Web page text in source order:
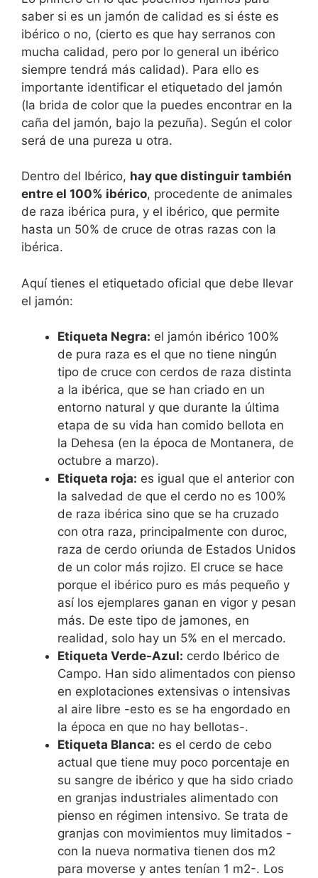
saber si es un jamón de calidad es si éste es
ibérico o no, (cierto es que hay serranos con
mucha calidad, pero por lo general un ibérico
siempre tendrá más calidad). Para ello es
importante identificar el etiquetado del jamón
(la brida de color que la puedes encontrar en la
caña del jamón, bajo la pezuña). Según el color
será de una pureza u otra.
Dentro del Ibérico, hay que distinguir también
entre el 100% ibérico, procedente de animales
de raza ibérica pura, y el ibérico, que permite
hasta un 50% de cruce de otras razas con la
ibérica.
Aquí tienes el etiquetado oficial que debe llevar
el jamón:
Etiqueta Negra: el jamón ibérico 100%
de pura raza es el que no tiene ningún
tipo de cruce con cerdos de raza distinta
a la ibérica, que se han criado en un
entorno natural y que durante la última
etapa de su vida han comido bellota en
la Dehesa (en la época de Montanera, de
octubre a marzo).
Etiqueta roja: es igual que el anterior con
la salvedad de que el cerdo no es 100%
de raza ibérica sino que se ha cruzado
con otra raza, principalmente con duroc,
raza de cerdo oriunda de Estados Unidos
de un color más rojizo. El cruce se hace
porque el ibérico puro es más pequeño y
así los ejemplares ganan en vigor y pesan
más. De este tipo de jamones, en
realidad, solo hay un 5% en el mercado.
Etiqueta Verde-Azul: cerdo Ibérico de
Campo. Han sido alimentados con pienso
en explotaciones extensivas o intensivas
al aire libre -esto es se ha engordado en
la época en que no hay bellotas-.
Etiqueta Blanca: es el cerdo de cebo
actual que tiene muy poco porcentaje en
su sangre de ibérico y que ha sido criado
en granjas industriales alimentado con
pienso en régimen intensivo. Se trata de
granjas con movimientos muy limitados -
con la nueva normativa tienen dos m2
para moverse y antes tenían 1 m2-. Los